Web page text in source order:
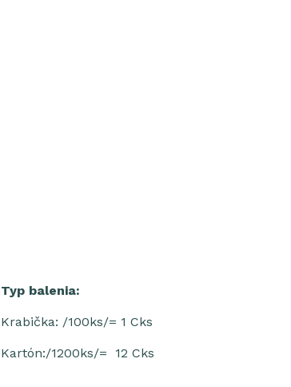
Typ balenia:
Krabička: /100ks/= 1 Cks
Kartón:/1200ks/= 12 Cks